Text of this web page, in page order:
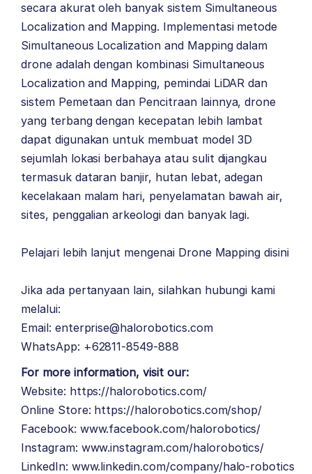
secara akurat oleh banyak sistem Simultaneous
Localization and Mapping. Implementasi metode
Simultaneous Localization and Mapping dalam
drone adalah dengan kombinasi Simultaneous
Localization and Mapping, pemindai LiDAR dan
sistem Pemetaan dan Pencitraan lainnya, drone
yang terbang dengan kecepatan lebih lambat
dapat digunakan untuk membuat model 3D
sejumlah lokasi berbahaya atau sulit dijangkau
termasuk dataran banjir, hutan lebat, adegan
kecelakaan malam hari, penyelamatan bawah air,
sites, penggalian arkeologi dan banyak lagi.
Pelajari lebih lanjut mengenai Drone Mappingdisini
Jika ada pertanyaan lain, silahkan hubungi kami
melalui:
Email: enterprise@halorobotics.com
WhatsApp: +62811-8549-888
For more information, visit our:
Website: https://halorobotics.com/
Online Store: https://halorobotics.com/shop/
Facebook: www.facebook.com/halorobotics/
Instagram: www.instagram.com/halorobotics/
LinkedIn: www.linkedin.com/company/halo-robotics